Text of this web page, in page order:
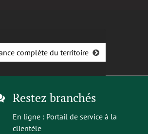
complète du territoire
Restez branchés
En ligne : Portail de service à la
clientèle